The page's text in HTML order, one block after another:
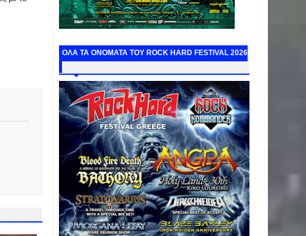
ΟΛΑ ΤΑ ΟΝΟΜΑΤΑ ΤΟΥ ROCK HARD FESTIVAL 2026